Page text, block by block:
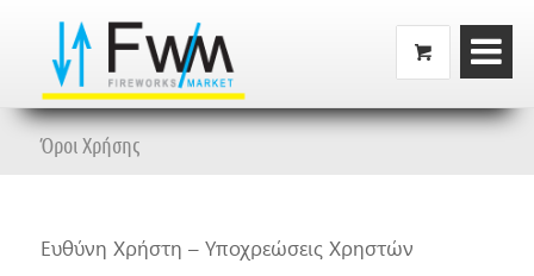
Όροι Χρήσης
Ευθύνη Χρήστη – Υποχρεώσεις Χρηστών